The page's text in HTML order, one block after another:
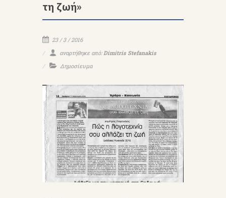
τη ζωή»
23 / 3 / 2016
αναρτήθηκε από:Dimitris Stefanakis
Δημοσίευμα